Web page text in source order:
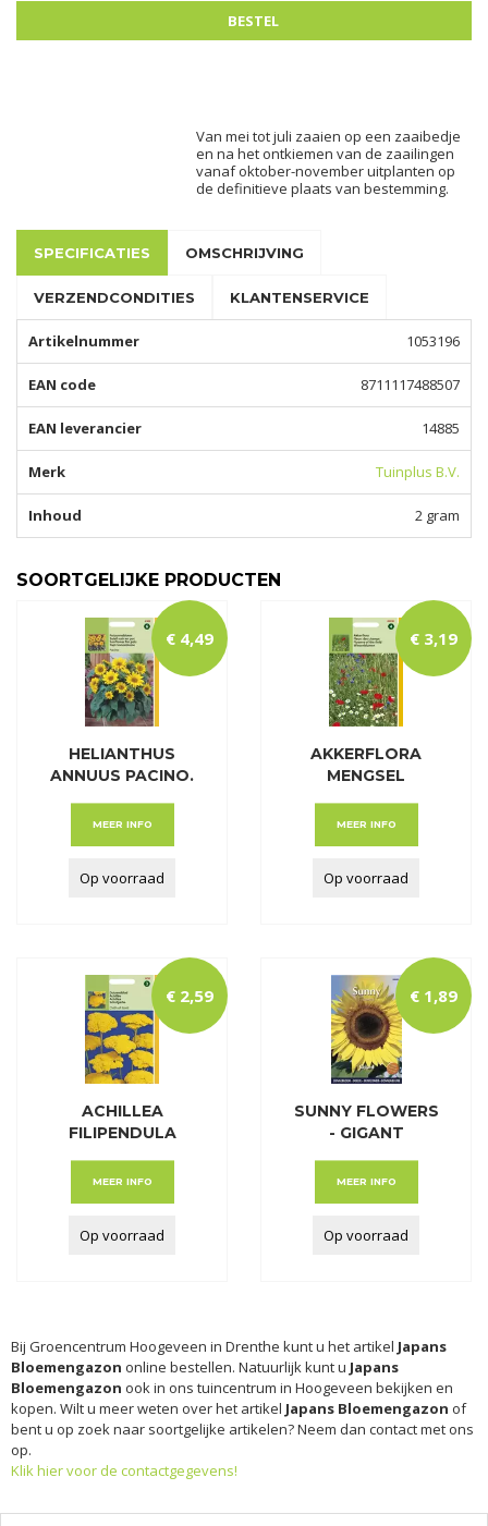
Van mei tot juli zaaien op een zaaibedje
en na het ontkiemen van de zaailingen
vanaf oktober-november uitplanten op
de definitieve plaats van bestemming.
SPECIFICATIES OMSCHRIJVING
VERZENDCONDITIES KLANTENSERVICE
Artikelnummer 1053196
EAN code 8711117488507
EAN leverancier 14885
Merk Tuinplus B.V.
Inhoud 2 gram
SOORTGELIJKE PRODUCTEN
HELIANTHUS
ANNUUS PACINO.
€ 4,49
MEER INFO
Op voorraad
AKKERFLORA
MENGSEL
€ 3,19
MEER INFO
Op voorraad
ACHILLEA
FILIPENDULA
€ 2,59
MEER INFO
Op voorraad
SUNNY FLOWERS
- GIGANT
€ 1,89
MEER INFO
Op voorraad
Bij Groencentrum Hoogeveen in Drenthe kunt u het artikel Japans
Bloemengazon online bestellen. Natuurlijk kunt u Japans
Bloemengazon ook in ons tuincentrum in Hoogeveen bekijken en
kopen. Wilt u meer weten over het artikel Japans Bloemengazon of
bent u op zoek naar soortgelijke artikelen? Neem dan contact met ons
op.
Klik hier voor de contactgegevens!